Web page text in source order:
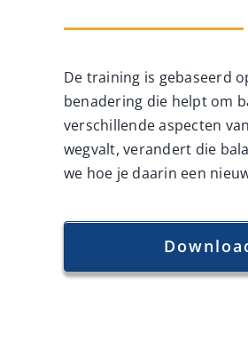
De training is gebaseerd
benadering die helpt om
verschillende aspecten
wegvalt, verandert die
we hoe je daarin een